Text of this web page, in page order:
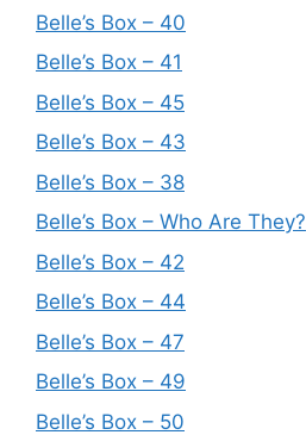
Belle’s Box – 40
Belle’s Box – 41
Belle’s Box – 45
Belle’s Box – 43
Belle’s Box – 38
Belle’s Box – Who Are They?
Belle’s Box – 42
Belle’s Box – 44
Belle’s Box – 47
Belle’s Box – 49
Belle’s Box – 50